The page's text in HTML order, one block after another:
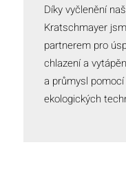
Díky vyčlenění
Kratschmayer
partnerem pro
chlazení a
a průmysl
ekologických